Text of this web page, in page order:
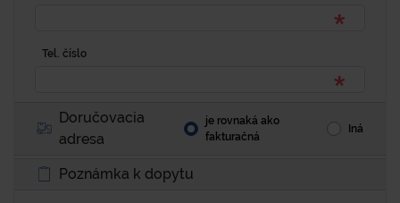
Tel. číslo
Doručovacia
adresa
je rovnaká ako
fakturačná
Iná
Poznámka k dopytu